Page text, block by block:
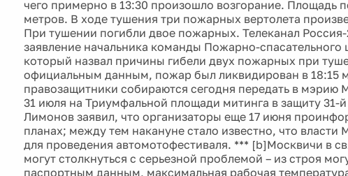
чего примерно в 13:30 произошло возгорание. Площадь
метров. В ходе тушения три пожарных вертолета
При тушении погибли двое пожарных. Телеканал
заявление начальника команды Пожарно-спасательного
который назвал причины гибели двух пожарных при
официальным данным, пожар был ликвидирован в 18:15
правозащитники собираются сегодня передать в мэрию
31 июля на Триумфальной площади митинга в защиту 31-
Лимонов заявил, что организаторы еще 17 июня
планах; между тем накануне стало известно, что
для проведения автомотофестиваля. *** [b]Москвичи в
могут столкнуться с серьезной проблемой – из строя
паспортным данным, максимальная рабочая